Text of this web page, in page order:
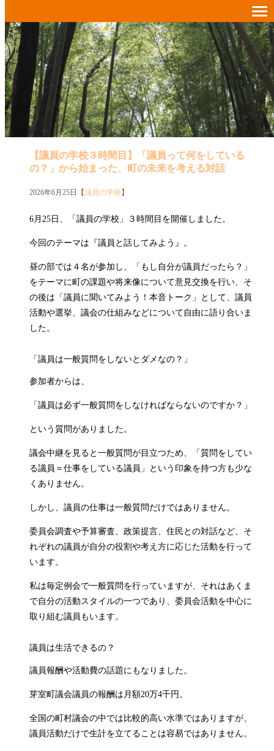
【議員の学校３時間目】「議員って何をしている
の？」から始まった、町の未来を考える対話
2026年6月25日【議員の学校 】
6月25日、「議員の学校」３時間目を開催しました。
今回のテーマは『議員と話してみよう』。
昼の部では４名が参加し、「もし自分が議員だったら？」
をテーマに町の課題や将来像について意見交換を行い、そ
の後は「議員に聞いてみよう！本音トーク」として、議員
活動や選挙、議会の仕組みなどについて自由に語り合いま
した。
「議員は一般質問をしないとダメなの？」
参加者からは、
「議員は必ず一般質問をしなければならないのですか？」
という質問がありました。
議会中継を見ると一般質問が目立つため、「質問をしてい
る議員＝仕事をしている議員」という印象を持つ方も少な
くありません。
しかし、議員の仕事は一般質問だけではありません。
委員会調査や予算審査、政策提言、住民との対話など、そ
れぞれの議員が自分の役割や考え方に応じた活動を行って
います。
私は毎定例会で一般質問を行っていますが、それはあくま
で自分の活動スタイルの一つであり、委員会活動を中心に
取り組む議員もいます。
議員は生活できるの？
議員報酬や活動費の話題にもなりました。
芽室町議会議員の報酬は月額20万4千円。
全国の町村議会の中では比較的高い水準ではありますが、
議員活動だけで生計を立てることは容易ではありません。